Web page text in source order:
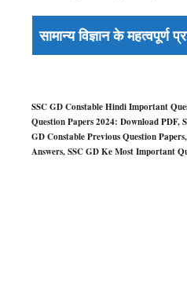
सामान्य विज्ञान के महत्वपूर्ण
SSC GD Constable Hindi Important
Question Papers 2024: Download PDF,
GD Constable Previous Question
Answers, SSC GD Ke Most Important